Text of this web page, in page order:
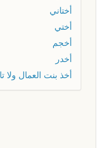
أختاني
أختي
أخجم
أخدر
أخذ بنت العمال ولا